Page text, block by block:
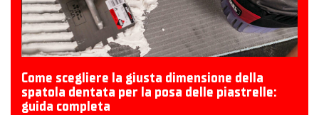
Come scegliere la giusta dimensione della
spatola dentata per la posa delle piastrelle:
guida completa